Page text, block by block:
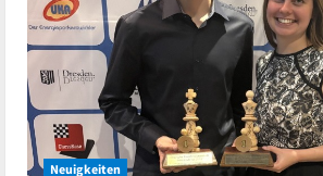
Neuigkeiten